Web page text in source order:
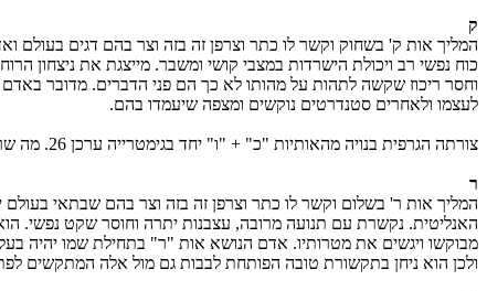
ק
המליך אות ק' בשחוק וקשר לו כתר וצרפן זה בזה וצר בהם דגים בעולם
כוח נפשי רב ויכולת הישרדות במצבי קושי ומשבר. מייצגת את ניצחון
וחסר ריכוז שקשה לתהות על מהותו לא כך הם פני הדברים. מדובר
לעצמו ולאחרים סטנדרטים נוקשים ומצפה שיעמדו בהם.
צורתה הגרפית בנויה מהאותיות "כ" + "ו" יחד בגימטרייה ערכן 26. מה שרומז לשם הבורא המפורש- יהו"ה (26). לפיכך נקשרת עם קדושה רבה.
ר
המליך אות ר' בשלום וקשר לו כתר וצרפן זה בזה וצר בהם שבתאי
האנליטית. נקשרת עם תנועה מרובה, עצבנות יתרה וחוסר שקט נפשי.
מבוקשו ויגשים את מטרותיו. אדם הנושא אות "ר" בתחילת שמו יהיה בעל
ולכן הוא ניחן בתקשורת טובה הפותחת לבבות גם מול אלה המתקשים